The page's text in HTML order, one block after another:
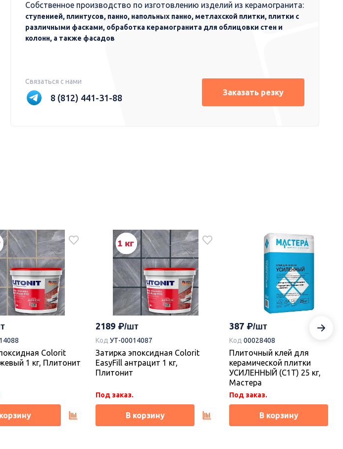
Собственное производство по изготовлению изделий из керамогранита:
ступенией, плинтусов, панно, напольных панно, метлахской плитки, плитки с
различными фасками, обработка керамогранита для облицовки стен и
колонн, а также фасадов
Заказать резку
Связаться с нами
8 (812) 441-31-88
Colorit
1 кг, Плитонит
2189
Код УТ-00014087
Затирка эпоксидная Colorit
EasyFill антрацит 1 кг,
Плитонит
Под заказ.
В корзину
387
Код 00028408
Плиточный клей для
керамической плитки
УСИЛЕННЫЙ (С1Т) 25 кг,
Мастера
Под заказ.
В корзину